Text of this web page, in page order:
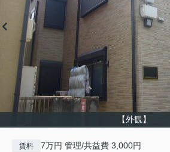
【外観】
賃料 7万円 管理/共益費 3,000円